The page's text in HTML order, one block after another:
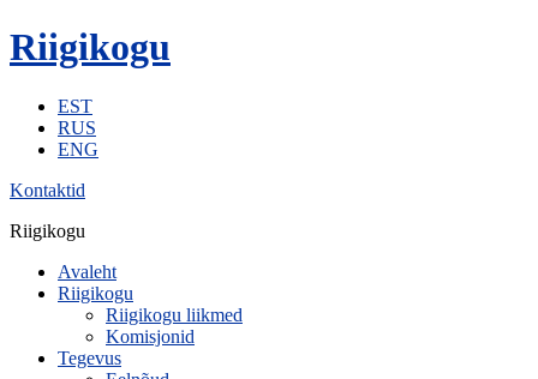
Riigikogu
EST
RUS
ENG
Kontaktid
Riigikogu
Avaleht
Riigikogu
Riigikogu liikmed
Komisjonid
Tegevus